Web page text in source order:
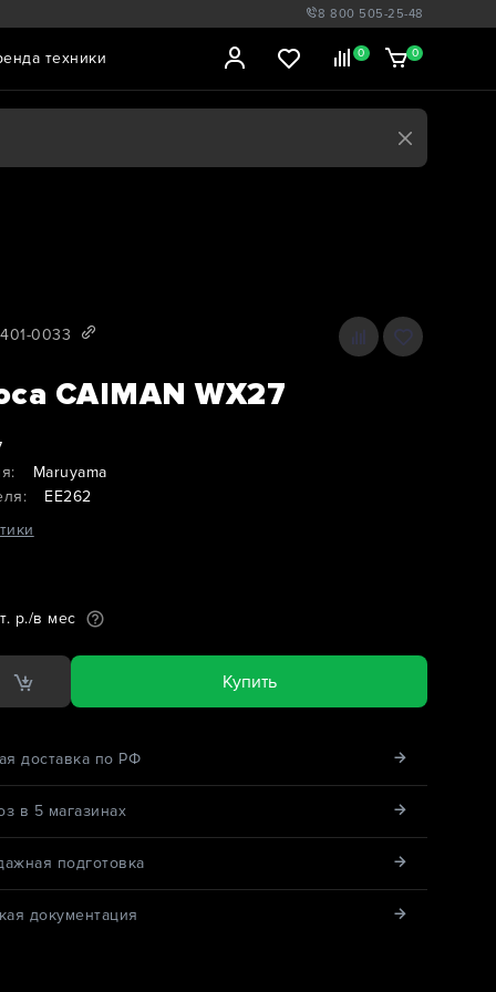
8 800 505-25-48
0 0
техники
0033
CAIMAN WX27
Maruyama
EE262
р./в мес
Купить
доставка по РФ
в 5 магазинах
подготовка
документация